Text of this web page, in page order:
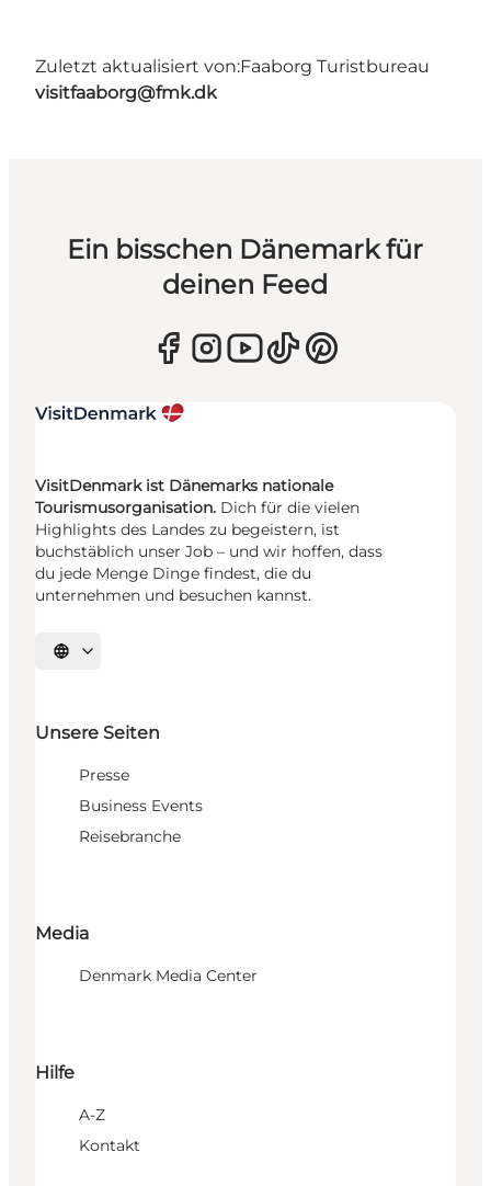
Zuletzt aktualisiert von:Faaborg Turistbureau
visitfaaborg@fmk.dk
Ein bisschen Dänemark für
deinen Feed
VisitDenmark ist Dänemarks nationale
Tourismusorganisation. Dich für die vielen
Highlights des Landes zu begeistern, ist
buchstäblich unser Job – und wir hoffen, dass
du jede Menge Dinge findest, die du
unternehmen und besuchen kannst.
Sprache auswählen
Unsere Seiten
Presse
Business Events
Reisebranche
Media
Denmark Media Center
Hilfe
A-Z
Kontakt